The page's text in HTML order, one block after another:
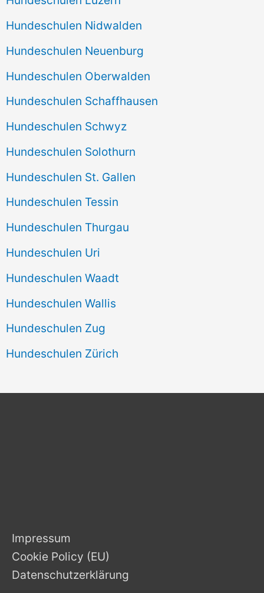
Hundeschulen Nidwalden
Hundeschulen Neuenburg
Hundeschulen Oberwalden
Hundeschulen Schaffhausen
Hundeschulen Schwyz
Hundeschulen Solothurn
Hundeschulen St. Gallen
Hundeschulen Tessin
Hundeschulen Thurgau
Hundeschulen Uri
Hundeschulen Waadt
Hundeschulen Wallis
Hundeschulen Zug
Hundeschulen Zürich
Impressum
Cookie Policy (EU)
Datenschutzerklärung